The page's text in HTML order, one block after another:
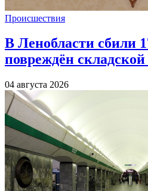
Происшествия
В Ленобласти сбили
повреждён
04 августа 2026